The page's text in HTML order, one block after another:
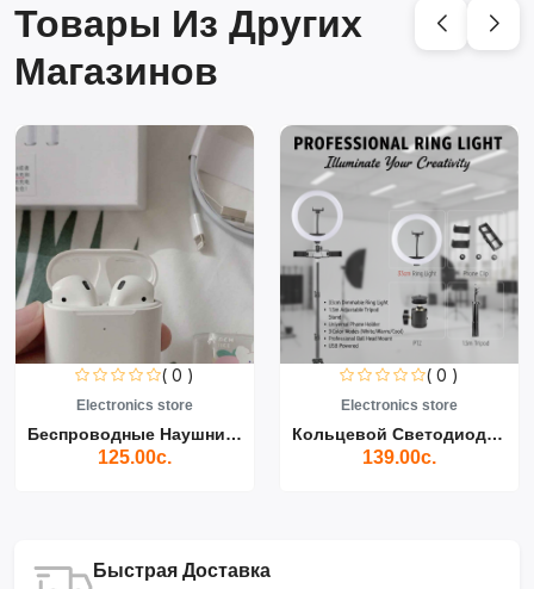
Товары Из Других
Магазинов
( 0 )
Electronics store
Беспроводные Наушники Air...
125.00с.
( 0 )
Electronics store
Кольцевой Светодиодный Св...
139.00с.
Быстрая Доставка